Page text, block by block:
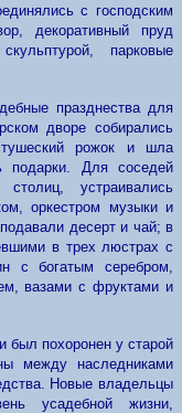
с господским
декоративный пруд
парковые
празднества для
дворе собирались
рожок и шла
подарки. Для соседей
устраивались
оркестром музыки и
десерт и чай; в
в трех люстрах с
с богатым серебром,
вазами с фруктами и
был похоронен у старой
между наследниками
Новые владельцы
усадебной жизни,